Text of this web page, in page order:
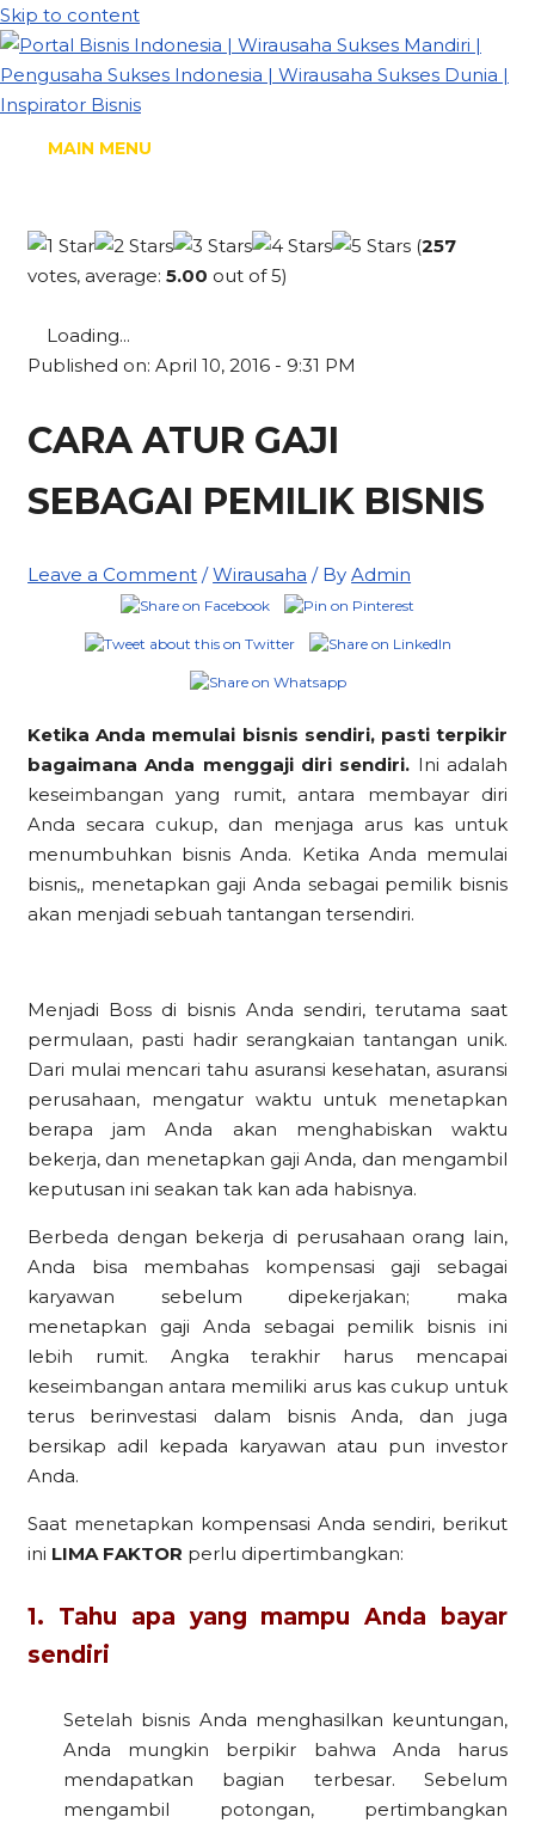
Skip to content
MAIN MENU
(257
votes, average:5.00 out of 5)
Loading...
Published on: April 10, 2016 - 9:31 PM
CARA ATUR GAJI
SEBAGAI PEMILIK BISNIS
Leave a Comment /Wirausaha / ByAdmin
Ketika Anda memulai bisnis sendiri, pasti terpikir
bagaimana Anda menggaji diri sendiri. Ini adalah
keseimbangan yang rumit, antara membayar diri
Anda secara cukup, dan menjaga arus kas untuk
menumbuhkan bisnis Anda. Ketika Anda memulai
bisnis,, menetapkan gaji Anda sebagai pemilik bisnis
akan menjadi sebuah tantangan tersendiri.
Menjadi Boss di bisnis Anda sendiri, terutama saat
permulaan, pasti hadir serangkaian tantangan unik.
Dari mulai mencari tahu asuransi kesehatan, asuransi
perusahaan, mengatur waktu untuk menetapkan
berapa jam Anda akan menghabiskan waktu
bekerja, dan menetapkan gaji Anda, dan mengambil
keputusan ini seakan tak kan ada habisnya.
Berbeda dengan bekerja di perusahaan orang lain,
Anda bisa membahas kompensasi gaji sebagai
karyawan sebelum dipekerjakan; maka
menetapkan gaji Anda sebagai pemilik bisnis ini
lebih rumit. Angka terakhir harus mencapai
keseimbangan antara memiliki arus kas cukup untuk
terus berinvestasi dalam bisnis Anda, dan juga
bersikap adil kepada karyawan atau pun investor
Anda.
Saat menetapkan kompensasi Anda sendiri, berikut
ini LIMA FAKTOR perlu dipertimbangkan:
1. Tahu apa yang mampu Anda bayar
sendiri
Setelah bisnis Anda menghasilkan keuntungan,
Anda mungkin berpikir bahwa Anda harus
mendapatkan bagian terbesar. Sebelum
mengambil potongan, pertimbangkan